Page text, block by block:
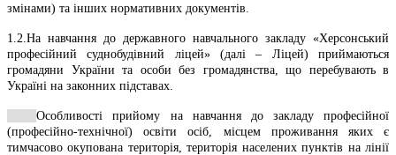
змінами) та інших нормативних документів.
1.2.На навчання до державного навчального закладу «Херсонський
професійний суднобудівний ліцей» (далі – Ліцей) приймаються
громадяни України та особи без громадянства, що перебувають в
Україні на законних підставах.
Особливості прийому на навчання до закладу професійної
(професійно-технічної) освіти осіб, місцем проживання яких є
тимчасово окупована територія, територія населених пунктів на лінії